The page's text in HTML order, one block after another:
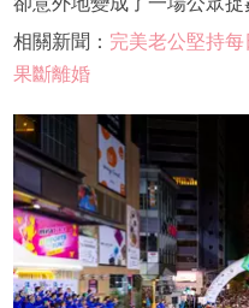
相關新聞： 完美老公堅持
果斷離婚